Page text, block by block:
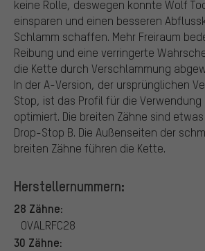
keine Rolle, deswegen konnte Wolf
einsparen und einen besseren
Schlamm schaffen. Mehr Freiraum
Reibung und eine verringerte
die Kette durch Verschlammung
In der A-Version, der ursprünglichen
Stop, ist das Profil für die
optimiert. Die breiten Zähne sind
Drop-Stop B. Die Außenseiten der
breiten Zähne führen die Kette.
Herstellernummern:
28 Zähne:
OVALRFC28
30 Zähne: